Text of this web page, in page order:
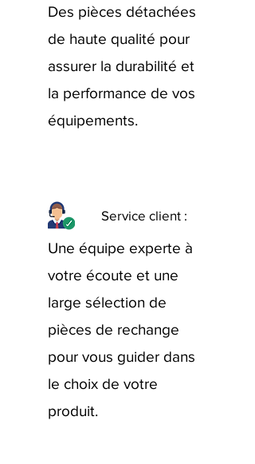
Des pièces détachées
de haute qualité pour
assurer la durabilité et
la performance de vos
équipements.
Service client :
Une équipe experte à
votre écoute et une
large sélection de
pièces de rechange
pour vous guider dans
le choix de votre
produit.